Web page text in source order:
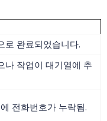
로 완료되었습니다.
나 작업이 대기열에 추
전화번호가 누락됨.